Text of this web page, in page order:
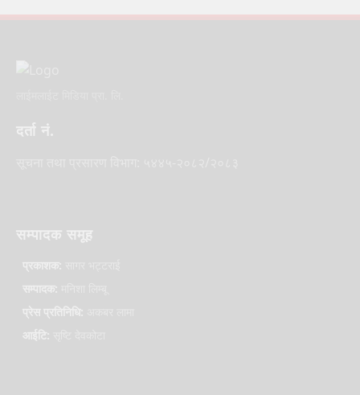
दर्ता नं.
सम्पादक समूह
प्रकाशक:
सम्पादक:
प्रेस प्रतिनिधि:
आईटि: